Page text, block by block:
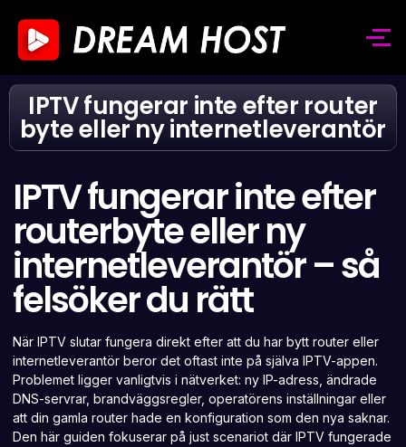
IPTV fungerar inte efter router
byte eller ny internetleverantör
IPTV fungerar inte efter
routerbyte eller ny
internetleverantör – så
felsöker du rätt
När IPTV slutar fungera direkt efter att du har bytt router eller
internetleverantör beror det oftast inte på själva IPTV-appen.
Problemet ligger vanligtvis i nätverket: ny IP-adress, ändrade
DNS-servrar, brandväggsregler, operatörens inställningar eller
att din gamla router hade en konfiguration som den nya saknar.
Den här guiden fokuserar på just scenariot där IPTV fungerade